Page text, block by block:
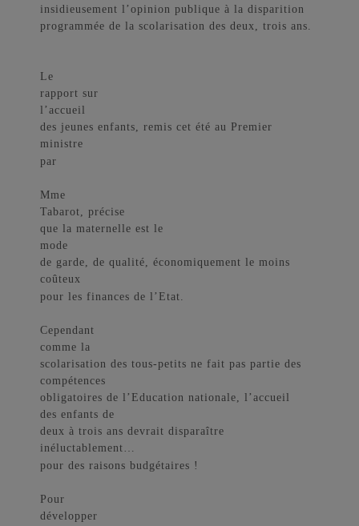
insidieusement l’opinion publique à la disparition
programmée de la scolarisation des deux, trois ans.
Le
rapport sur
l’accueil
des jeunes enfants, remis cet été au Premier
ministre
par
Mme
Tabarot, précise
que la maternelle est le
mode
de garde, de qualité, économiquement le moins
coûteux
pour les finances de l’Etat.
Cependant
comme la
scolarisation des tous-petits ne fait pas partie des
compétences
obligatoires de l’Education nationale, l’accueil
des enfants de
deux à trois ans devrait disparaître
inéluctablement…
pour des raisons budgétaires !
Pour
développer